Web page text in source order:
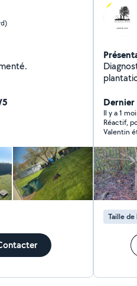
Diagnostic
de la
résilience
de
Dernier
Il y a 1
Réactif,
Valentin
Taille